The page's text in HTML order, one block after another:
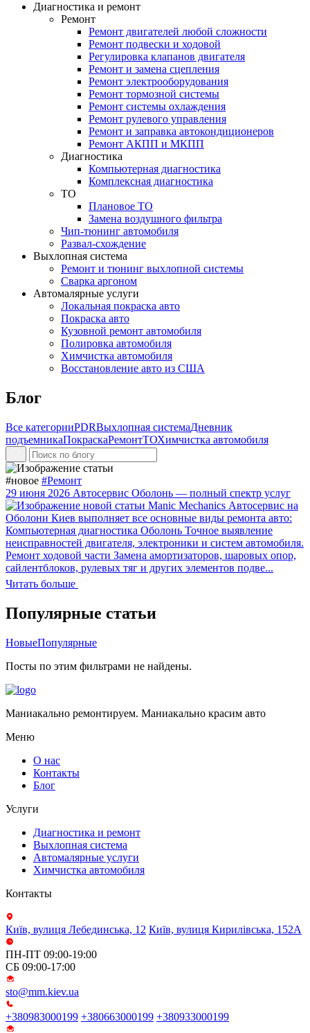
Диагностика и ремонт
Ремонт
Ремонт двигателей любой сложности
Ремонт подвески и ходовой
Регулировка клапанов двигателя
Ремонт и замена сцепления
Ремонт электрооборудования
Ремонт тормозной системы
Ремонт системы охлаждения
Ремонт рулевого управления
Ремонт и заправка автокондиционеров
Ремонт АКПП и МКПП
Диагностика
Компьютерная диагностика
Комплексная диагностика
ТО
Плановое ТО
Замена воздушного фильтра
Чип-тюнинг автомобиля
Развал-схождение
Выхлопная система
Ремонт и тюнинг выхлопной системы
Сварка аргоном
Автомалярные услуги
Локальная покраска авто
Покраска авто
Кузовной ремонт автомобиля
Полировка автомобиля
Химчистка автомобиля
Восстановление авто из США
Блог
Все категорииPDRВыхлопная системаДневник
подъемникаПокраскаРемонтТОХимчистка автомобиля
#новое #Ремонт
29 июня 2026 Автосервис Оболонь — полный спектр услуг
Manic Mechanics Автосервис на
Оболони Киев выполняет все основные виды ремонта авто:
Компьютерная диагностика Оболонь Точное выявление
неисправностей двигателя, электроники и систем автомобиля.
Ремонт ходовой части Замена амортизаторов, шаровых опор,
сайлентблоков, рулевых тяг и других элементов подве...
Читать больше
Популярные статьи
НовыеПопулярные
Посты по этим фильтрами не найдены.
Маниакально ремонтируем. Маниакально красим авто
Меню
О нас
Контакты
Блог
Услуги
Диагностика и ремонт
Выхлопная система
Автомалярные услуги
Химчистка автомобиля
Контакты
Київ, вулиця Лебединська, 12 Київ, вулиця Кирилівська, 152А
ПН-ПТ 09:00-19:00
СБ 09:00-17:00
sto@mm.kiev.ua
+380983000199 +380663000199 +380933000199